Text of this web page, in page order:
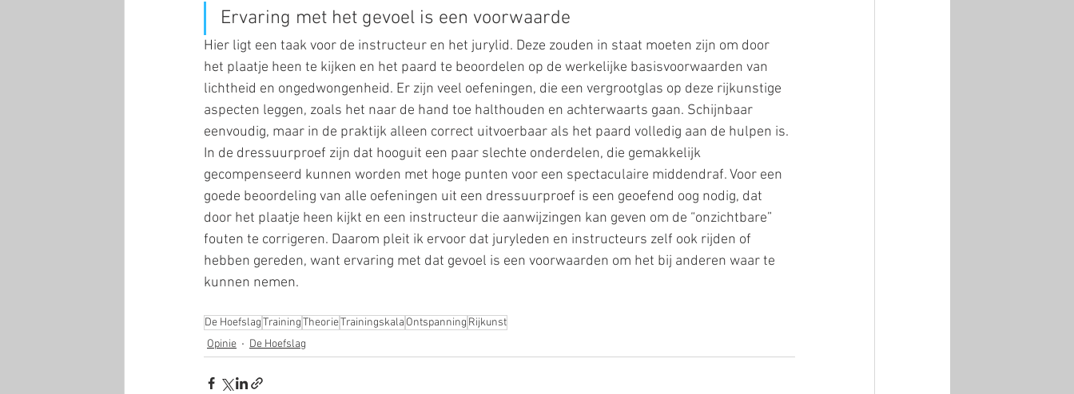
Ervaring met het gevoel is een voorwaarde
Hier ligt een taak voor de instructeur en het jurylid. Deze zouden in staat moeten zijn om door
het plaatje heen te kijken en het paard te beoordelen op de werkelijke basisvoorwaarden van
lichtheid en ongedwongenheid. Er zijn veel oefeningen, die een vergrootglas op deze rijkunstige
aspecten leggen, zoals het naar de hand toe halthouden en achterwaarts gaan. Schijnbaar
eenvoudig, maar in de praktijk alleen correct uitvoerbaar als het paard volledig aan de hulpen is.
In de dressuurproef zijn dat hooguit een paar slechte onderdelen, die gemakkelijk
gecompenseerd kunnen worden met hoge punten voor een spectaculaire middendraf. Voor een
goede beoordeling van alle oefeningen uit een dressuurproef is een geoefend oog nodig, dat
door het plaatje heen kijkt en een instructeur die aanwijzingen kan geven om de “onzichtbare”
fouten te corrigeren. Daarom pleit ik ervoor dat juryleden en instructeurs zelf ook rijden of
hebben gereden, want ervaring met dat gevoel is een voorwaarden om het bij anderen waar te
kunnen nemen.
De HoefslagTrainingTheorieTrainingskala Ontspanning Rijkunst
Opinie
De Hoefslag